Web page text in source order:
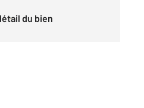
du bien